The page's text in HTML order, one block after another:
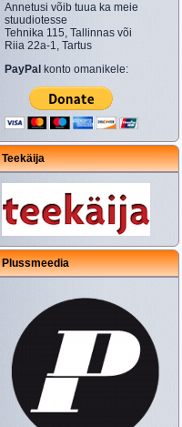
Annetusi võib tuua ka meie
stuudiotesse
Tehnika 115, Tallinnas või
Riia 22a-1, Tartus
PayPal konto omanikele:
Teekäija
Plussmeedia